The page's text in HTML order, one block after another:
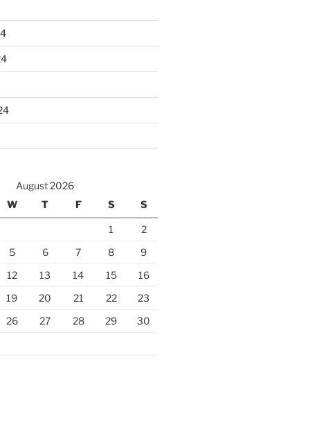
August 2026
W T F S S
1
2
5 6 7 8
9
12 13 14 15
16
19 20 21 22
23
26 27 28 29
30